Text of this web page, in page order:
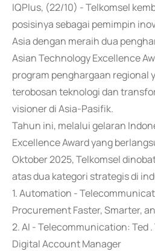
IQPlus, (22/10) - Telkomsel
posisinya sebagai pemimpin
Asia dengan meraih dua
Asian Technology Excellence
program penghargaan regional
terobosan teknologi dan
visioner di Asia-Pasifik.
Tahun ini, melalui gelaran
Excellence Award yang
Oktober 2025, Telkomsel
atas dua kategori strategis di
1. Automation -
Procurement Faster, Smarter,
2. AI - Telecommunication: Ted
Digital Account Manager